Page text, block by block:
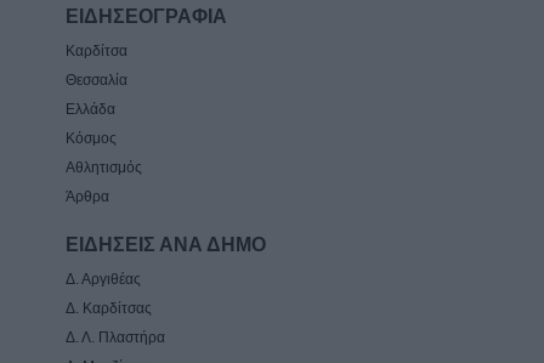
ΕΙΔΗΣΕΟΓΡΑΦΙΑ
Καρδίτσα
Θεσσαλία
Ελλάδα
Κόσμος
Αθλητισμός
Άρθρα
ΕΙΔΗΣΕΙΣ ΑΝΑ ΔΗΜΟ
Δ. Αργιθέας
Δ. Καρδίτσας
Δ. Λ. Πλαστήρα